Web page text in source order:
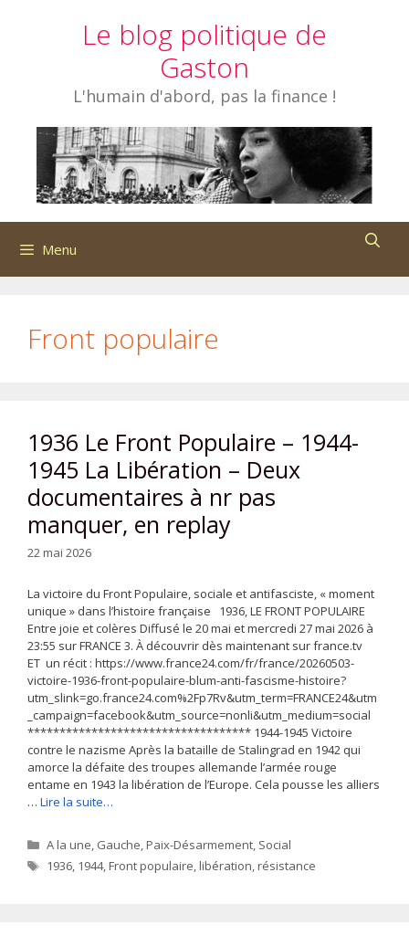
Le blog politique de
Gaston
L'humain d'abord, pas la finance !
Menu
Front populaire
1936 Le Front Populaire – 1944-
1945 La Libération – Deux
documentaires à nr pas
manquer, en replay
22 mai 2026
La victoire du Front Populaire, sociale et antifasciste, « moment
unique » dans l’histoire française 1936, LE FRONT POPULAIRE
Entre joie et colères Diffusé le 20 mai et mercredi 27 mai 2026 à
23:55 sur FRANCE 3. À découvrir dès maintenant sur france.tv
ET un récit : https://www.france24.com/fr/france/20260503-
victoire-1936-front-populaire-blum-anti-fascisme-histoire?
utm_slink=go.france24.com%2Fp7Rv&utm_term=FRANCE24&utm
_campaign=facebook&utm_source=nonli&utm_medium=social
*********************************** 1944-1945 Victoire
contre le nazisme Après la bataille de Stalingrad en 1942 qui
amorce la défaite des troupes allemande l’armée rouge
entame en 1943 la libération de l’Europe. Cela pousse les alliers
… Lire la suite…
Catégories
A la une, Gauche,Paix-Désarmement, Social
Étiquettes
1936, 1944,Front populaire,libération,résistance